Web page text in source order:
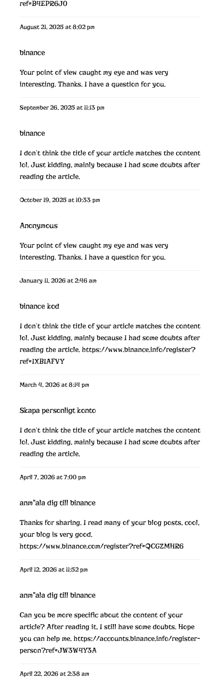
ref=B4EPR6J0
August 21, 2025 at 8:02 pm
binance
Your point of view caught my eye and was very
interesting. Thanks. I have a question for you.
September 26, 2025 at 11:13 pm
binance
I don’t think the title of your article matches the content
lol. Just kidding, mainly because I had some doubts after
reading the article.
October 19, 2025 at 10:33 pm
Anonymous
Your point of view caught my eye and was very
interesting. Thanks. I have a question for you.
January 11, 2026 at 2:46 am
binance kod
I don’t think the title of your article matches the content
lol. Just kidding, mainly because I had some doubts after
reading the article. https://www.binance.info/register?
ref=IXBIAFVY
March 4, 2026 at 8:14 pm
Skapa personligt konto
I don’t think the title of your article matches the content
lol. Just kidding, mainly because I had some doubts after
reading the article.
April 7, 2026 at 7:00 pm
anm"ala dig till binance
Thanks for sharing. I read many of your blog posts, cool,
your blog is very good.
https://www.binance.com/register?ref=QCGZMHR6
April 12, 2026 at 11:52 pm
anm"ala dig till binance
Can you be more specific about the content of your
article? After reading it, I still have some doubts. Hope
you can help me. https://accounts.binance.info/register-
person?ref=JW3W4Y3A
April 22, 2026 at 2:38 am